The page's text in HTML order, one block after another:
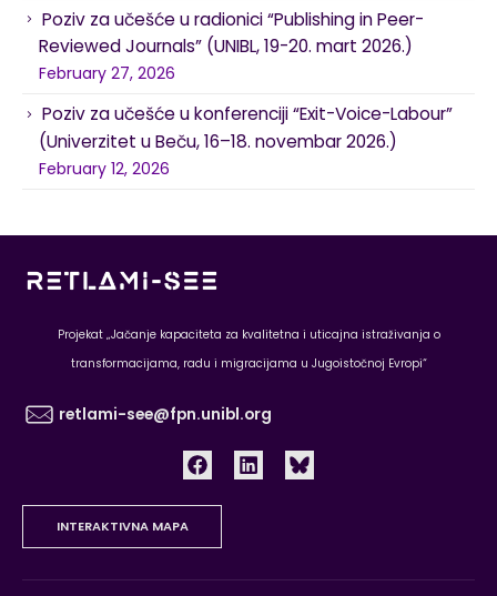
Poziv za učešće u radionici “Publishing in Peer-
Reviewed Journals” (UNIBL, 19-20. mart 2026.)
February 27, 2026
Poziv za učešće u konferenciji “Exit-Voice-Labour”
(Univerzitet u Beču, 16–18. novembar 2026.)
February 12, 2026
Projekat „Jačanje kapaciteta za kvalitetna i uticajna istraživanja o
transformacijama, radu i migracijama u Jugoistočnoj Evropi“
retlami-see@fpn.unibl.org
INTERAKTIVNA MAPA